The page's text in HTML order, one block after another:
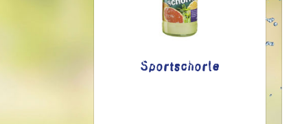
Sportschorle